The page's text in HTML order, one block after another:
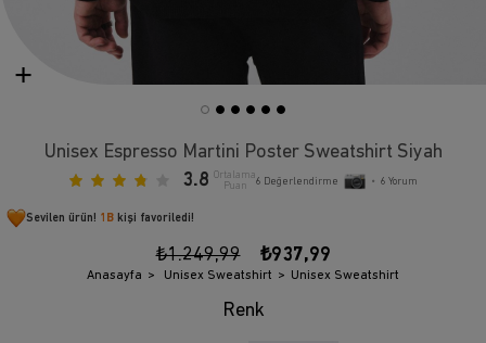
Unisex Espresso Martini Poster Sweatshirt Siyah
3.8 Ortalama
Puan
6 Değerlendirme • 6 Yorum
Sevilen ürün! 1B kişi favoriledi!
₺1.249,99 ₺937,99
Anasayfa Unisex Sweatshirt Unisex Sweatshirt